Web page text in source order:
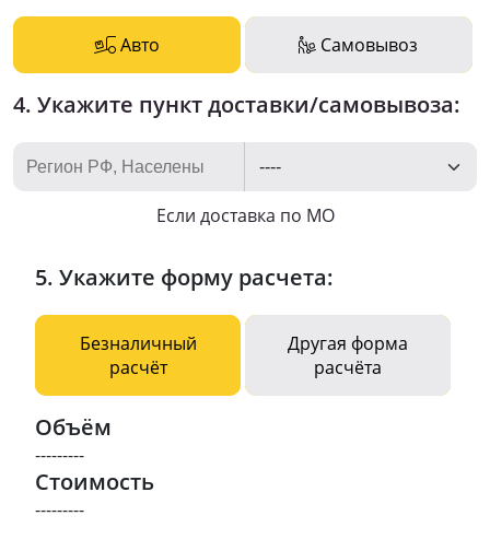
Авто Самовывоз
4. Укажите пункт доставки/самовывоза:
Если доставка по МО
5. Укажите форму расчета:
Безналичный
расчёт
Другая форма
расчёта
Объём
---------
Стоимость
---------